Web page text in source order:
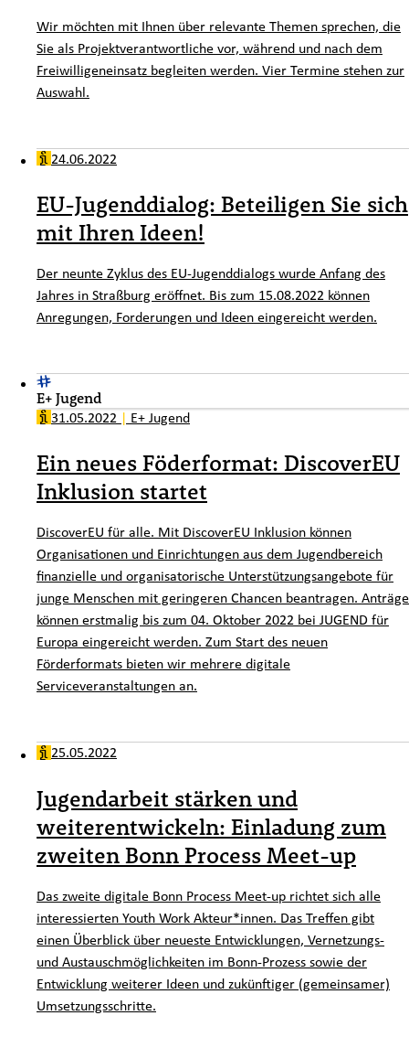
Wir möchten mit Ihnen über relevante Themen sprechen, die
Sie als Projektverantwortliche vor, während und nach dem
Freiwilligeneinsatz begleiten werden. Vier Termine stehen zur
Auswahl.
24.06.2022
EU-Jugenddialog: Beteiligen Sie sich
mit Ihren Ideen!
Der neunte Zyklus des EU-Jugenddialogs wurde Anfang des
Jahres in Straßburg eröffnet. Bis zum 15.08.2022 können
Anregungen, Forderungen und Ideen eingereicht werden.
E+ Jugend
31.05.2022 | E+ Jugend
Ein neues Föderformat: DiscoverEU
Inklusion startet
DiscoverEU für alle. Mit DiscoverEU Inklusion können
Organisationen und Einrichtungen aus dem Jugendbereich
finanzielle und organisatorische Unterstützungsangebote für
junge Menschen mit geringeren Chancen beantragen. Anträge
können erstmalig bis zum 04. Oktober 2022 bei JUGEND für
Europa eingereicht werden. Zum Start des neuen
Förderformats bieten wir mehrere digitale
Serviceveranstaltungen an.
25.05.2022
Jugendarbeit stärken und
weiterentwickeln: Einladung zum
zweiten Bonn Process Meet-up
Das zweite digitale Bonn Process Meet-up richtet sich alle
interessiertenYouth WorkAkteur*innen. Das Treffen gibt
einen Überblick über neueste Entwicklungen, Vernetzungs-
und Austauschmöglichkeiten im Bonn-Prozess sowie der
Entwicklung weiterer Ideen und zukünftiger (gemeinsamer)
Umsetzungsschritte.